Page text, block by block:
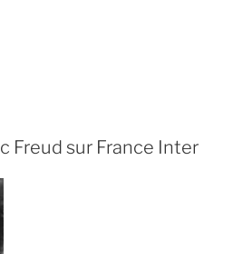
»
Freud sur France Inter